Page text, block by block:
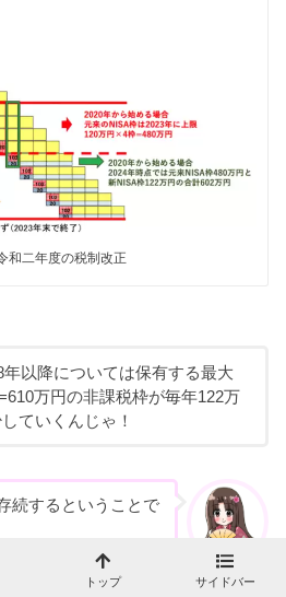
和二年度の税制改正
年以降については保有する最大
万円の非課税枠が毎年122万
ていくんじゃ！
淀姫
続するということで
トップ サイドバー